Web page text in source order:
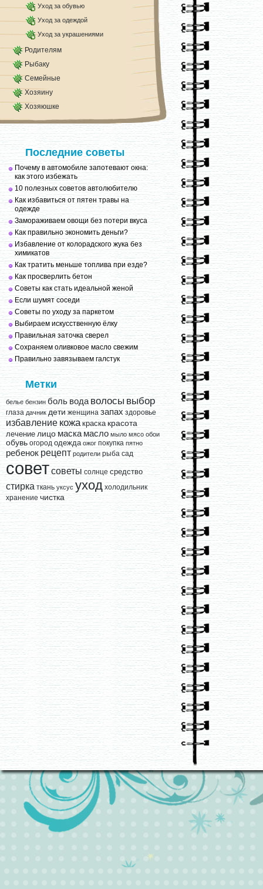
Уход за обувью
Уход за одеждой
Уход за украшениями
Родителям
Рыбаку
Семейные
Хозяину
Хозяюшке
Последние советы
Почему в автомобиле запотевают окна:
как этого избежать
10 полезных советов автолюбителю
Как избавиться от пятен травы на
одежде
Замораживаем овощи без потери вкуса
Как правильно экономить деньги?
Избавление от колорадского жука без
химикатов
Как тратить меньше топлива при езде?
Как просверлить бетон
Советы как стать идеальной женой
Если шумят соседи
Советы по уходу за паркетом
Выбираем искусственную ёлку
Правильная заточка сверел
Сохраняем оливковое масло свежим
Правильно завязываем галстук
Метки
белье бензин боль вода волосы выбор
глаза дачник дети женщина запах здоровье
избавление кожа краска красота
лечение лицо маска масло мыло мясо обои
обувь огород одежда ожог покупка пятно
ребенок рецепт родители рыба сад
советсоветы солнце средство
стирка ткань уксус уход холодильник
хранение чистка